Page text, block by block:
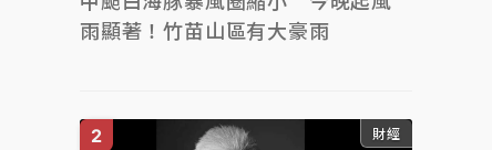
雨顯著！竹苗山區有大豪雨
財經